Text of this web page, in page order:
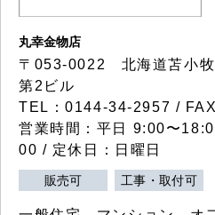
丸幸金物店
〒053-0022 北海道苫小
第2ビル
TEL：0144-34-2957 /
営業時間：平日 9:00〜
00 / 定休日：日曜日
販売可 工事・取付可